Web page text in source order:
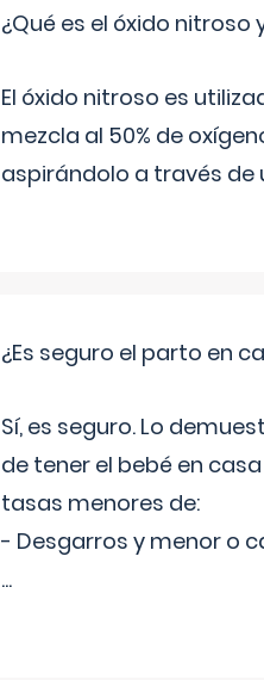
¿Qué es el óxido nitroso
El óxido nitroso es
mezcla al 50% de
aspirándolo a través de
¿Es seguro el parto en
Sí, es seguro. Lo
de tener el bebé en
tasas menores de:
- Desgarros y menor o
...